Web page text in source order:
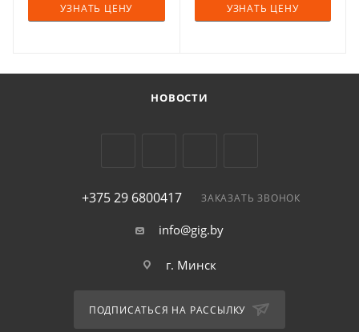
УЗНАТЬ ЦЕНУ УЗНАТЬ ЦЕНУ
НОВОСТИ
+375 29 6800417 ЗАКАЗАТЬ ЗВОНОК
info@gig.by
г. Минск
ПОДПИСАТЬСЯ НА РАССЫЛКУ